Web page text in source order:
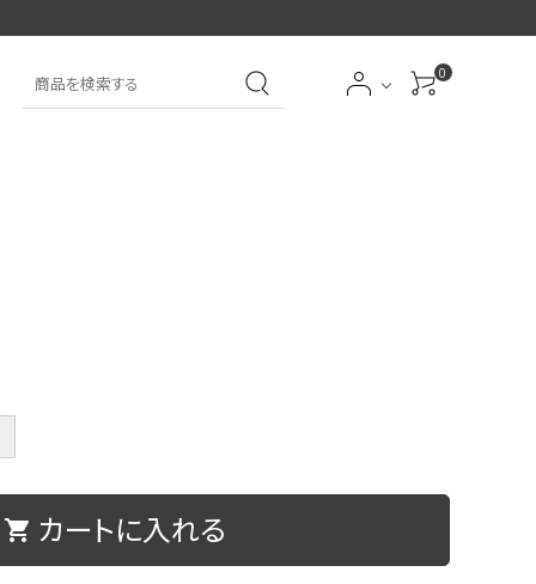
限定品
アイシャドーブラシ
ケース 洗浄剤・その他
0
shopping_cart カートに入れる